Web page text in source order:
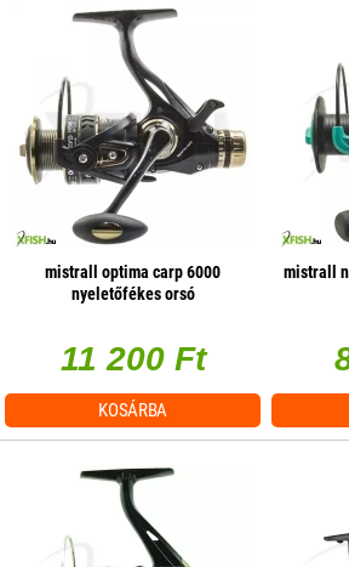
mistrall optima carp 6000
nyeletőfékes orsó
11 200 Ft
KOSÁRBA
mistrall